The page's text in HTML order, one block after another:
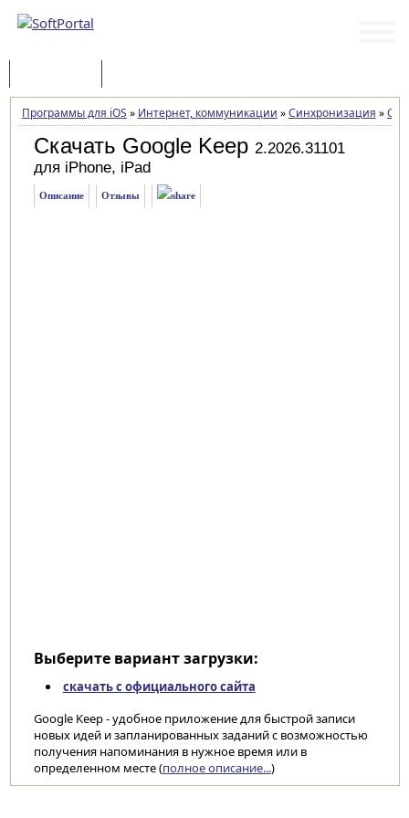
Программы для iOS » Интернет, коммуникации »Синхронизация »
Скачать Google Keep 2.2026.31101
для iPhone, iPad
Описание Отзывы
Выберите вариант загрузки:
скачать с официального сайта
Google Keep - удобное приложение для быстрой записи
новых идей и запланированных заданий с возможностью
получения напоминания в нужное время или в
определенном месте (полное описание...)